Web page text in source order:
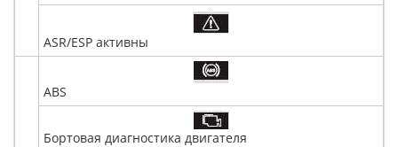
ASR/ESP активны
ABS
Бортовая диагностика двигателя